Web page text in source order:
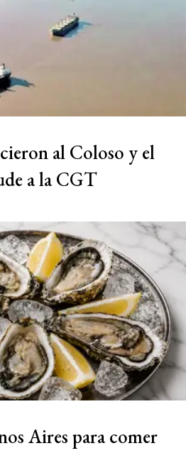
al Coloso y el
a la CGT
Aires para comer